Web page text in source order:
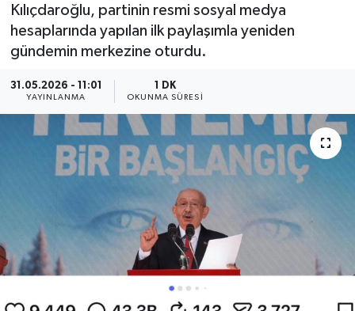
Kılıçdaroğlu, partinin resmi sosyal medya
hesaplarında yapılan ilk paylaşımla yeniden
gündemin merkezine oturdu.
31.05.2026 - 11:01
YAYINLANMA
1 DK
OKUNMA SÜRESI
EĞİTİM